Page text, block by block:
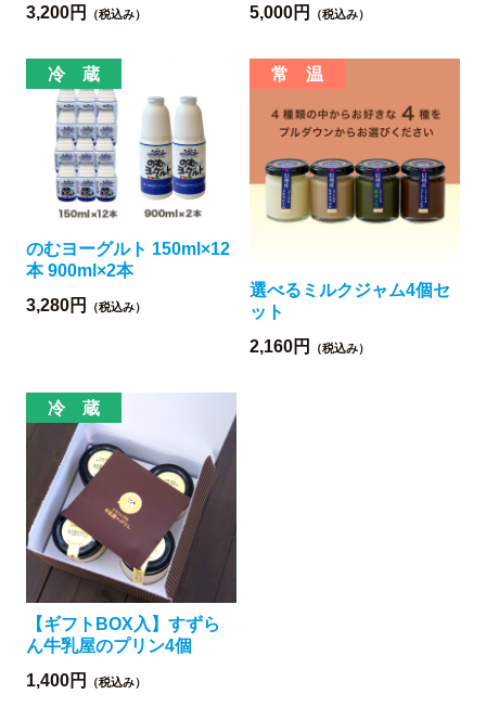
3,200円
（税込み）
5,000円
（税込み）
のむヨーグルト 150ml×12
本 900ml×2本
3,280円
（税込み）
選べるミルクジャム4個セ
ット
2,160円
（税込み）
【ギフトBOX入】すずら
ん牛乳屋のプリン4個
1,400円
（税込み）